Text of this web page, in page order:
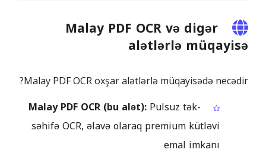
Malay PDF OCR və digər
alətlərlə müqayisə
Malay PDF OCR oxşar alətlərlə müqayisədə necədir?
Malay PDF OCR (bu alət):Pulsuz tək-
səhifə OCR, əlavə olaraq premium kütləvi
emal imkanı